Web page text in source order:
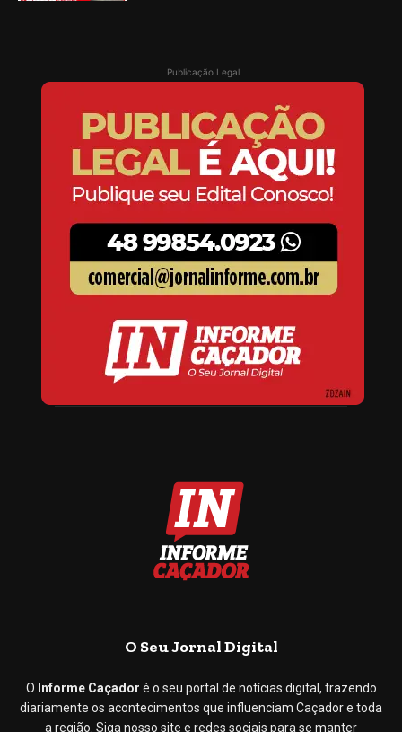
Publicação Legal
O Seu Jornal Digital
O Informe Caçador é o seu portal de notícias digital, trazendo
diariamente os acontecimentos que influenciam Caçador e toda
a região. Siga nosso site e redes sociais para se manter